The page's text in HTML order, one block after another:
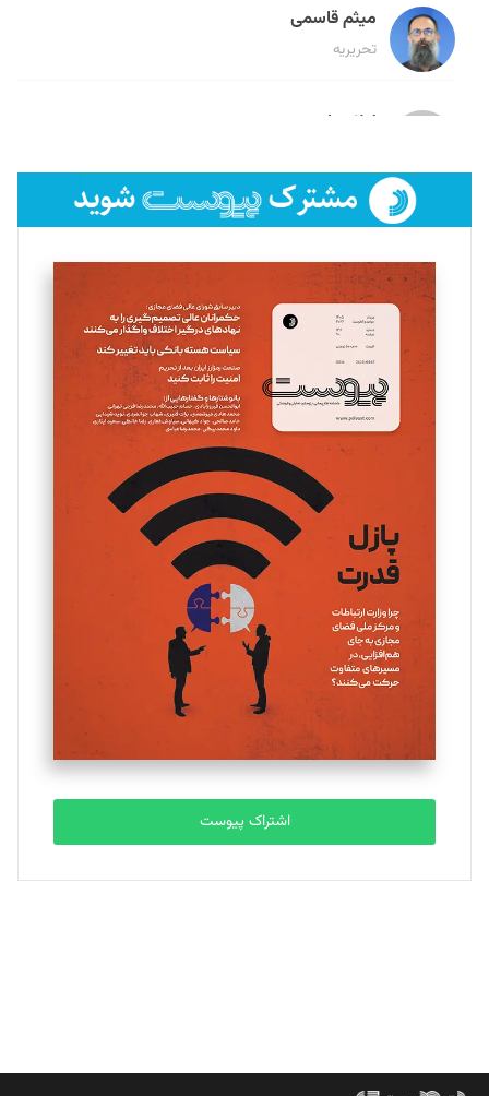
میثم قاسمی
تحریریه
لیلا حنارود
فائزه فتحی رستمی
تحریریه
سروش کرمیان
تحریریه
مینا پاکدل
یسنا امان‌پور
تحریریه
ملینا جعفری
تحریریه
مصطفی مسجدی آرانی
تحریریه
بابک نقاش
تحریریه
اشتراک پیوست